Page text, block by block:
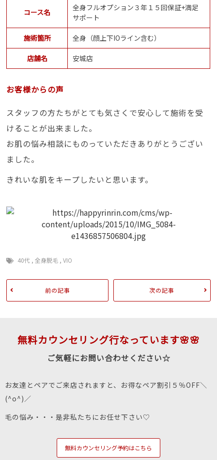
コース名
全身フルオプション３年１５回保証+満足
サポート
施術箇所 全身（顔上下IOライン含む）
店舗名 安城店
お客様からの声
スタッフの方たちがとても気さくで安心して施術を受
けることが出来ました。
お肌の悩み相談にものっていただきありがとうござい
ました。
きれいな肌をキープしたいと思います。
40代 ,全身脱毛 ,VIO
前の記事 次の記事
無料カウンセリング行なっています🌸🌸
ご気軽にお問い合わせください☆
お友達とペアでご来店されますと、お得なペア割引５％OFF＼
(^o^)／
毛の悩み・・・是非私たちにお任せ下さい♡
無料カウンセリング予約はこちら